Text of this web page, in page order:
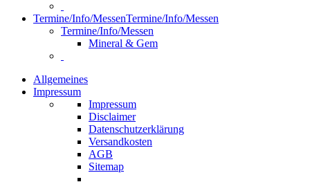
Termine/Info/MessenTermine/Info/Messen
Termine/Info/Messen
Mineral & Gem
Allgemeines
Impressum
Impressum
Disclaimer
Datenschutzerklärung
Versandkosten
AGB
Sitemap